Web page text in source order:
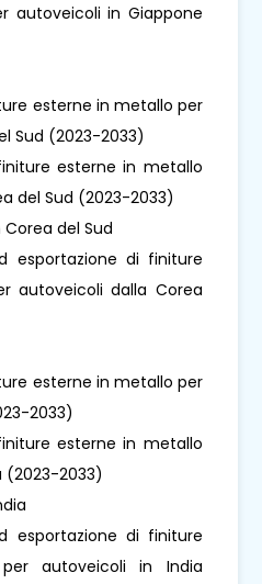
autoveicoli in Giappone
esterne in metallo per
Sud (2023-2033)
esterne in metallo
del Sud (2023-2033)
del Sud
esportazione di finiture
autoveicoli dalla Corea
esterne in metallo per
2033)
esterne in metallo
(2023-2033)
esportazione di finiture
autoveicoli in India